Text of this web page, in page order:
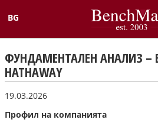
BG
English
ФУНДАМЕНТАЛЕН АНАЛИЗ –
HATHAWAY
19.03.2026
Профил на компанията